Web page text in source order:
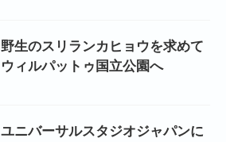
野生のスリランカヒョウを求めて
ウィルパットゥ国立公園へ
ユニバーサルスタジオジャパンに